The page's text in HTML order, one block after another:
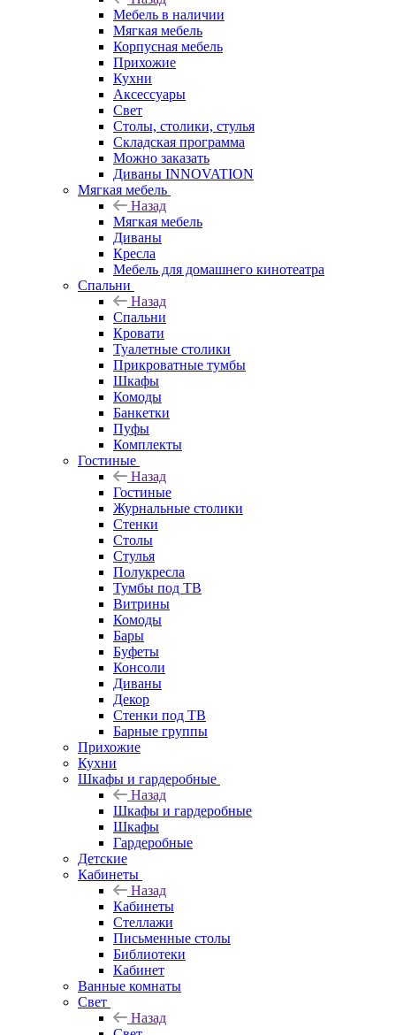
Мебель в наличии
Мягкая мебель
Корпусная мебель
Прихожие
Кухни
Аксессуары
Свет
Столы, столики, стулья
Складская программа
Можно заказать
Диваны INNOVATION
Мягкая мебель
Назад
Мягкая мебель
Диваны
Кресла
Мебель для домашнего кинотеатра
Спальни
Назад
Спальни
Кровати
Туалетные столики
Прикроватные тумбы
Шкафы
Комоды
Банкетки
Пуфы
Комплекты
Гостиные
Назад
Гостиные
Журнальные столики
Стенки
Столы
Стулья
Полукресла
Тумбы под ТВ
Витрины
Комоды
Бары
Буфеты
Консоли
Диваны
Декор
Стенки под ТВ
Барные группы
Прихожие
Кухни
Шкафы и гардеробные
Назад
Шкафы и гардеробные
Шкафы
Гардеробные
Детские
Кабинеты
Назад
Кабинеты
Стеллажи
Письменные столы
Библиотеки
Кабинет
Ванные комнаты
Свет
Назад